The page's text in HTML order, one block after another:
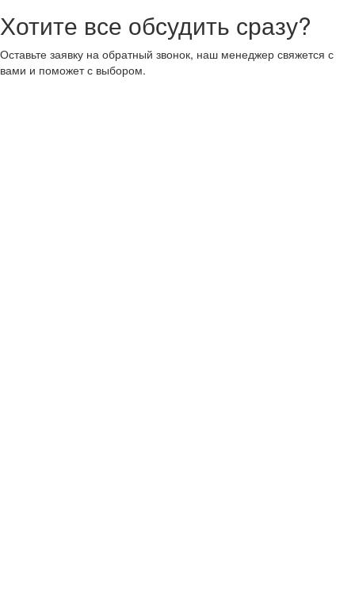
Хотите все обсудить сразу?
Оставьте заявку на обратный звонок, наш менеджер свяжется с
вами и поможет с выбором.